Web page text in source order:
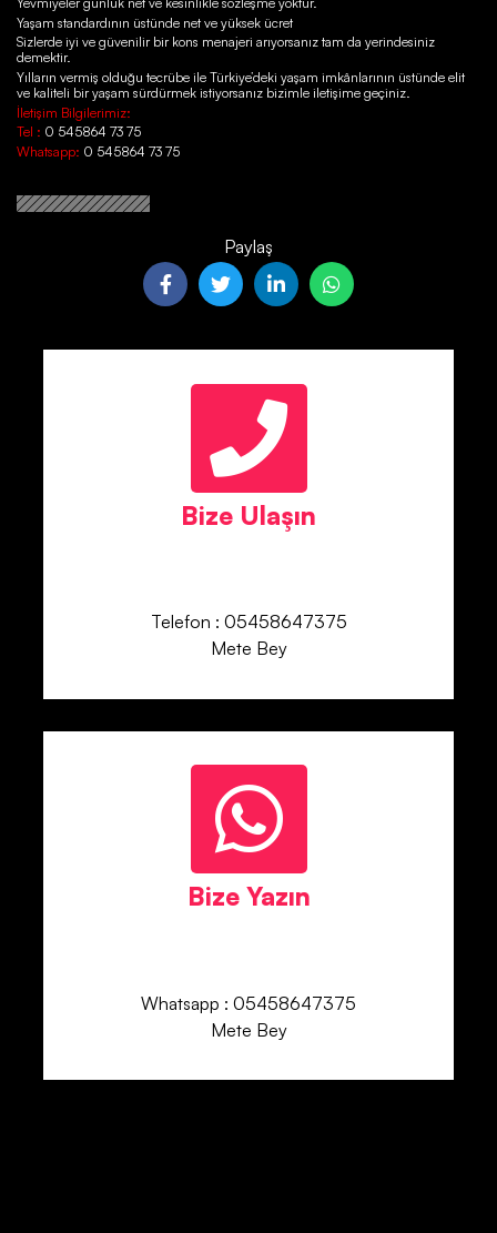
Yaşam standardının üstünde net ve yüksek ücret
Sizlerde iyi ve güvenilir bir kons menajeri arıyorsanız tam da yerindesiniz
demektir.
Yılların vermiş olduğu tecrübe ile Türkiye’deki yaşam imkânlarının üstünde elit
ve kaliteli bir yaşam sürdürmek istiyorsanız bizimle iletişime geçiniz.
İletişim Bilgilerimiz:
Tel : 0 545864 73 75
Whatsapp: 0 545864 73 75
Paylaş
Bize Ulaşın
Telefon : 05458647375
Mete Bey
Bize Yazın
Whatsapp : 05458647375
Mete Bey